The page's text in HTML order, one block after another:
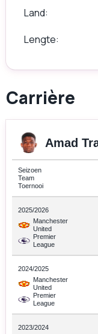
Land
Lengte
Carrière
Amad
Seizoen
Team
Toernooi
2025/2026
Manchester
United
Premier
League
2024/2025
Manchester
United
Premier
League
2023/2024